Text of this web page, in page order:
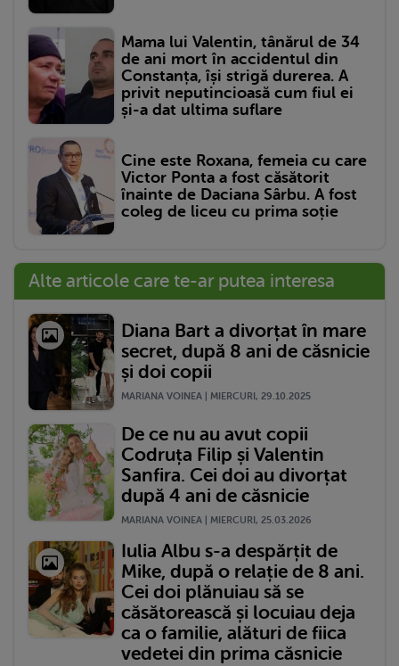
Mama lui Valentin, tânărul de 34
de ani mort în accidentul din
Constanța, își strigă durerea. A
privit neputincioasă cum fiul ei
și-a dat ultima suflare
Cine este Roxana, femeia cu care
Victor Ponta a fost căsătorit
înainte de Daciana Sârbu. A fost
coleg de liceu cu prima soție
Alte articole care te-ar putea interesa
Diana Bart a divorțat în mare
secret, după 8 ani de căsnicie
și doi copii
MARIANA VOINEA | MIERCURI, 29.10.2025
De ce nu au avut copii
Codruța Filip și Valentin
Sanfira. Cei doi au divorțat
după 4 ani de căsnicie
MARIANA VOINEA | MIERCURI, 25.03.2026
Iulia Albu s-a despărțit de
Mike, după o relație de 8 ani.
Cei doi plănuiau să se
căsătorească și locuiau deja
ca o familie, alături de fiica
vedetei din prima căsnicie